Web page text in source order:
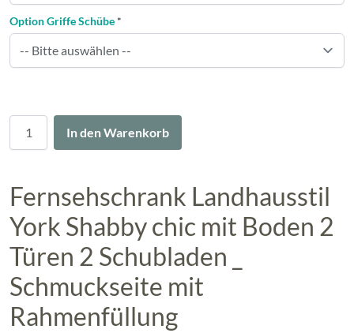
In den Warenkorb
Option Griffe Schübe *
Fernsehschrank Landhausstil
York Shabby chic mit Boden 2
Türen 2 Schubladen _
Schmuckseite mit
Rahmenfüllung